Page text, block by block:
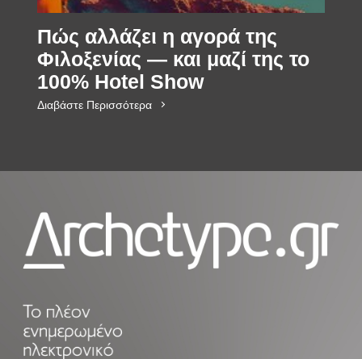
Πώς αλλάζει η αγορά της
Φιλοξενίας — και μαζί της το
100% Hotel Show
Διαβάστε Περισσότερα